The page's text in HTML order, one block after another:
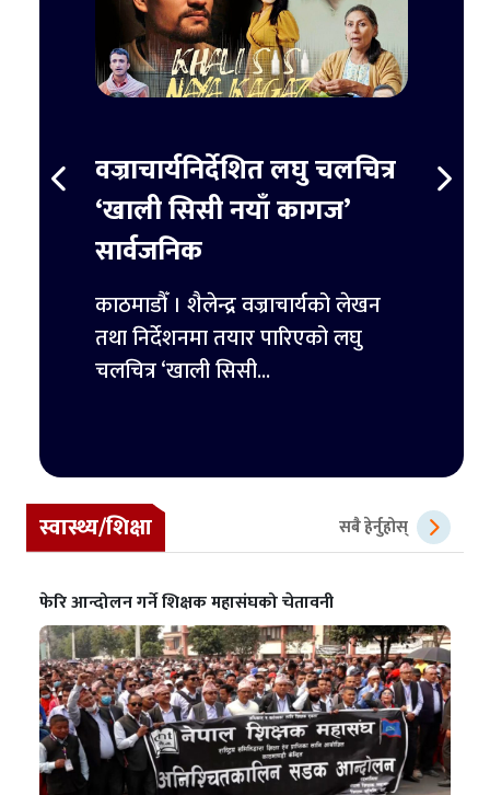
वज्राचार्यनिर्देशित लघु चलचित्र
‘खाली सिसी नयाँ कागज’
सार्वजनिक
काठमाडौँ । शैलेन्द्र वज्राचार्यको लेखन
तथा निर्देशनमा तयार पारिएको लघु
चलचित्र ‘खाली सिसी...
स्वास्थ्य/शिक्षा सबै हेर्नुहोस्
फेरि आन्दोलन गर्ने शिक्षक महासंघको चेतावनी